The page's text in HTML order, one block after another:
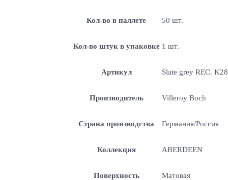
Кол-во в паллете 50 шт.
Кол-во штук в упаковке 1 шт.
Артикул Slate grey REC.
Производитель Villeroy Boch
Страна производства Германия/Россия
Коллекция ABERDEEN
Поверхность Матовая